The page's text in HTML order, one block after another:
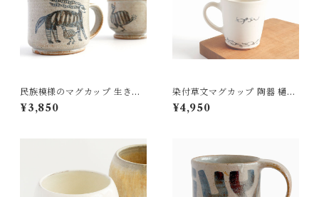
民族模様のマグカップ 生きも
の2（アフリカ セヌフォ族）陶
器 OKAMA Studio 岡安まり
¥3,850
染付草文マグカップ 陶器 樋口
萌
¥4,950